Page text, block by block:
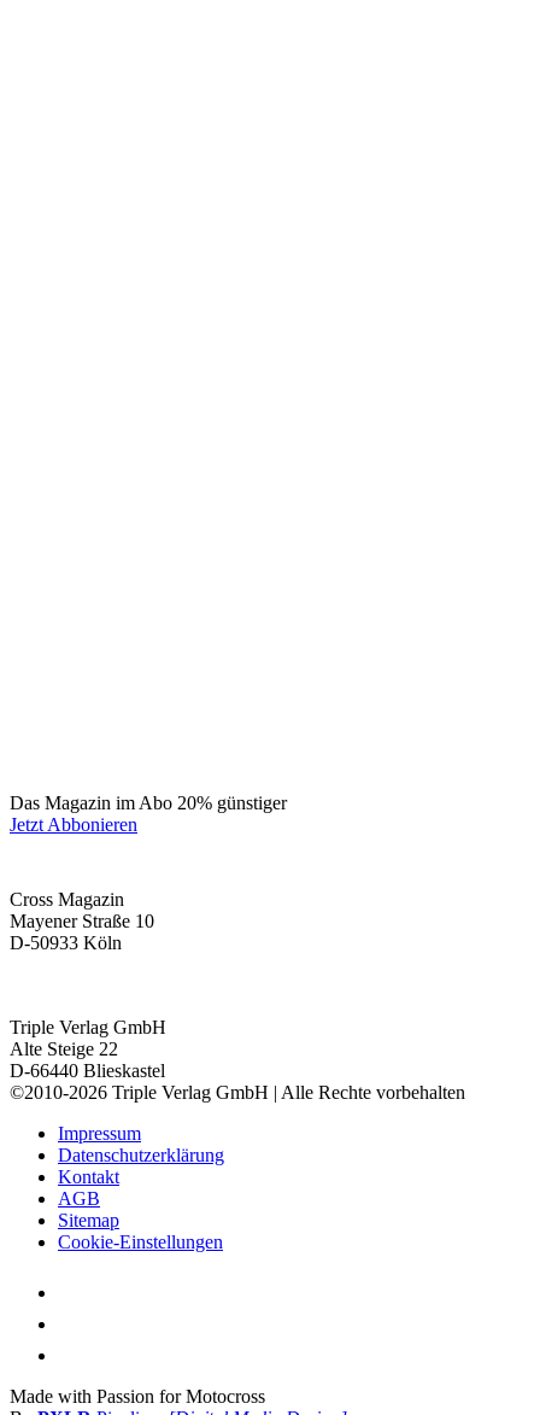
Das Magazin im Abo 20% günstiger
Jetzt Abbonieren
Cross Magazin
Mayener Straße 10
D-50933 Köln
Triple Verlag GmbH
Alte Steige 22
D-66440 Blieskastel
©2010-2026 Triple Verlag GmbH | Alle Rechte vorbehalten
Impressum
Datenschutzerklärung
Kontakt
AGB
Sitemap
Cookie-Einstellungen
Made with Passion for Motocross